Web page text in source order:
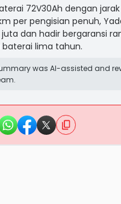
72V30Ah dengan
per pengisian penuh,
juta dan hadir bergaransi
lima tahun.
was AI-assisted and